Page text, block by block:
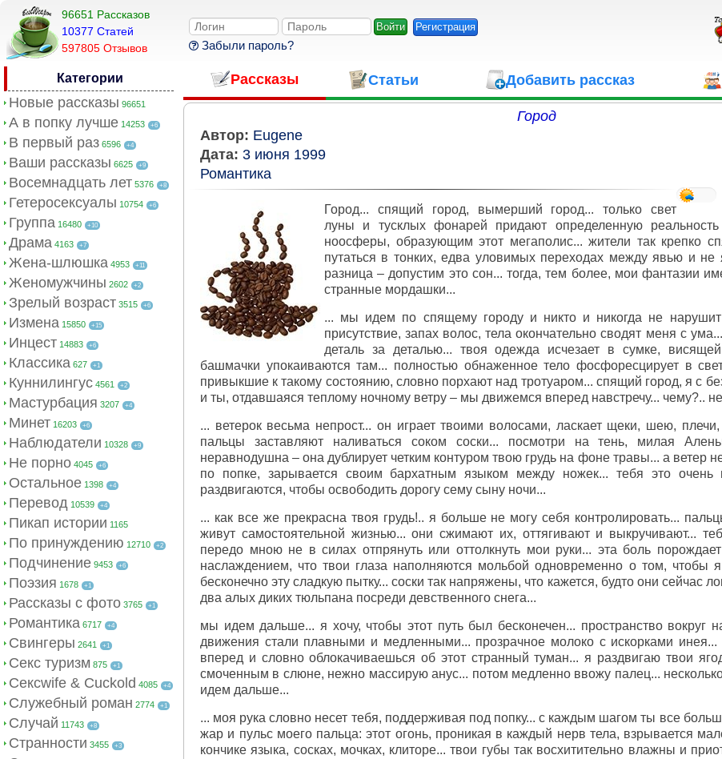
96651 Рассказов
10377 Cтатей
597805 Отзывов
Регистрация
Забыли пароль?
Категории
Новые рассказы 96651
А в попку лучше 14253 +6
В первый раз 6596 +4
Ваши рассказы 6625 +9
Восемнадцать лет 5376 +8
Гетеросексуалы 10754 +6
Группа 16480 +10
Драма 4163 +7
Жена-шлюшка 4953 +11
Женомужчины 2602 +2
Зрелый возраст 3515 +6
Измена 15850 +15
Инцест 14883 +6
Классика 627 +1
Куннилингус 4561 +2
Мастурбация 3207 +4
Минет 16203 +6
Наблюдатели 10328 +9
Не порно 4045 +6
Остальное 1398 +4
Перевод 10539 +4
Пикап истории 1165
По принуждению 12710 +2
Подчинение 9453 +6
Поэзия 1678 +1
Рассказы с фото 3765 +1
Романтика 6717 +4
Свингеры 2641 +1
Секс туризм 875 +1
Сексwife & Cuckold 4085 +4
Служебный роман 2774 +1
Случай 11743 +8
Странности 3455 +3
Рассказы Статьи Добавить рассказ
Город
Автор: Eugene
Дата: 3 июня 1999
Романтика
Город... спящий город, вымерший город... только свет
луны и тусклых фонарей придают определенную
ноосферы, образующим этот мегаполис... жители так крепко
путаться в тонких, едва уловимых переходах между явью и не
разница – допустим это сон... тогда, тем более, мои фантазии
странные мордашки...
... мы идем по спящему городу и никто и никогда не
присутствие, запах волос, тела окончательно сводят меня с
деталь за деталью... твоя одежда исчезает в сумке,
башмачки упокаиваются там... полностью обнаженное тело фосфоресцирует в
привыкшие к такому состоянию, словно порхают над тротуаром... спящий город, я с
и ты, отдавшаяся теплому ночному ветру – мы движемся вперед навстречу... чему?..
... ветерок весьма непрост... он играет твоими волосами, ласкает щеки, шею, плечи,
пальцы заставляют наливаться соком соски... посмотри на тень, милая
неравнодушна – она дублирует четким контуром твою грудь на фоне травы... а ветер
по попке, зарывается своим бархатным языком между ножек... тебя это очень
раздвигаются, чтобы освободить дорогу сему сыну ночи...
... как все же прекрасна твоя грудь!.. я больше не могу себя контролировать...
живут самостоятельной жизнью... они сжимают их, оттягивают и выкручивают...
передо мною не в силах отпрянуть или оттолкнуть мои руки... эта боль
наслаждением, что твои глаза наполняются мольбой одновременно о том, чтобы
бесконечно эту сладкую пытку... соски так напряжены, что кажется, будто они сейчас
два алых диких тюльпана посреди девственного снега...
мы идем дальше... я хочу, чтобы этот путь был бесконечен... пространство вокруг
движения стали плавными и медленными... прозрачное молоко с искорками инея...
вперед и словно облокачиваешься об этот странный туман... я раздвигаю твои
смоченным в слюне, нежно массирую анус... потом медленно ввожу палец...
идем дальше...
... моя рука словно несет тебя, поддерживая под попку... с каждым шагом ты все
жар и пульс моего пальца: этот огонь, проникая в каждый нерв тела, взрывается
кончике языка, сосках, мочках, клиторе... твои губы так восхитительно влажны и